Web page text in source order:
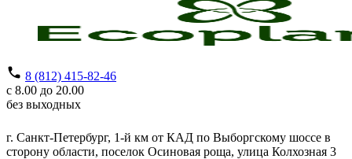
8 (812) 415-82-46
с 8.00 до 20.00
без выходных
г. Санкт-Петербург, 1-й км от КАД по Выборгскому шоссе в
сторону области, поселок Осиновая роща, улица Колхозная 3